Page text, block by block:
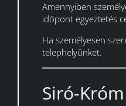
Amennyiben
időpont egyeztetés
Ha személyesen
telephelyünket.
Siró-